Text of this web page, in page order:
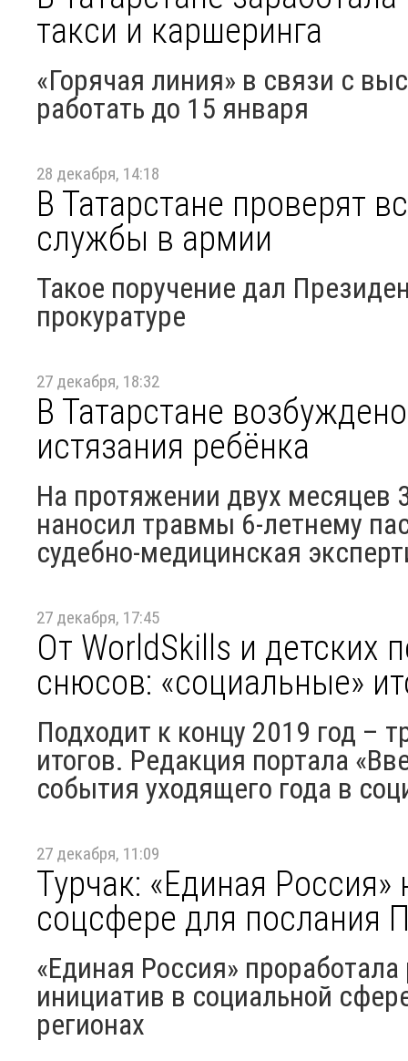
такси и каршеринга
«Горячая линия» в связи с
работать до 15 января
28 декабря, 14:18
В Татарстане проверят
службы в армии
Такое поручение дал
прокуратуре
27 декабря, 18:32
В Татарстане
истязания ребёнка
На протяжении двух месяцев
наносил травмы 6-летнему
судебно-медицинская
27 декабря, 17:45
От WorldSkills и детских
снюсов: «социальные»
Подходит к концу 2019 год –
итогов. Редакция портала
события уходящего года в
27 декабря, 11:09
Турчак: «Единая
соцсфере для послания
«Единая Россия»
инициатив в социальной
регионах